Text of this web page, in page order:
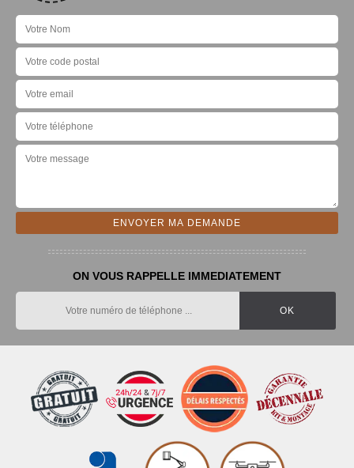
ON VOUS RAPPELLE IMMEDIATEMENT